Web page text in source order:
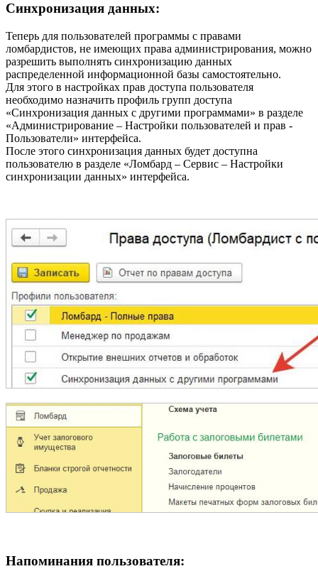
Синхронизация данных:
Теперь для пользователей программы с правами
ломбардистов, не имеющих права администрирования, можно
разрешить выполнять синхронизацию данных
распределенной информационной базы самостоятельно.
Для этого в настройках прав доступа пользователя
необходимо назначить профиль групп доступа
«Синхронизация данных с другими программами» в разделе
«Администрирование – Настройки пользователей и прав -
Пользователи» интерфейса.
После этого синхронизация данных будет доступна
пользователю в разделе «Ломбард – Сервис – Настройки
синхронизации данных» интерфейса.
Напоминания пользователя: